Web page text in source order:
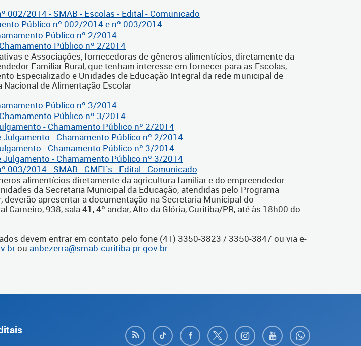
002/2014 - SMAB - Escolas - Edital - Comunicado
Público nº 002/2014 e nº 003/2014
Público nº 2/2014
Público nº 2/2014
e Associações, fornecedoras de gêneros alimentícios, diretamente da
Familiar Rural, que tenham interesse em fornecer para as Escolas,
Especializado e Unidades de Educação Integral da rede municipal de
de Alimentação Escolar
Público nº 3/2014
Público nº 3/2014
- Chamamento Público nº 2/2014
Julgamento - Chamamento Público nº 2/2014
- Chamamento Público nº 3/2014
Julgamento - Chamamento Público nº 3/2014
003/2014 - SMAB - CMEI´s - Edital - Comunicado
alimentícios diretamente da agricultura familiar e do empreendedor
da Secretaria Municipal da Educação, atendidas pelo Programa
deverão apresentar a documentação na Secretaria Municipal do
Carneiro, 938, sala 41, 4º andar, Alto da Glória, Curitiba/PR, até às 18h00 do
devem entrar em contato pelo fone (41) 3350-3823 / 3350-3847 ou via e-
ou anbezerra@smab.curitiba.pr.gov.br